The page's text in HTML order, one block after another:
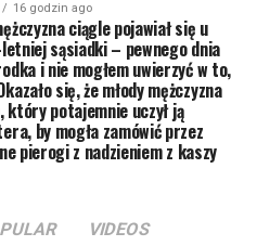
16 godzin ago
ciągle pojawiał się u
sąsiadki – pewnego dnia
i nie mogłem uwierzyć w to,
się, że młody mężczyzna
który potajemnie uczył ją
by mogła zamówić przez
pierogi z nadzieniem z kaszy
VIDEOS